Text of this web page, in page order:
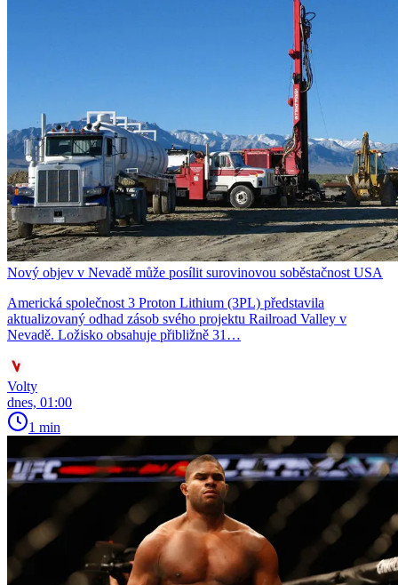
Nový objev v Nevadě může posílit surovinovou soběstačnost USA
Americká společnost 3 Proton Lithium (3PL) představila
aktualizovaný odhad zásob svého projektu Railroad Valley v
Nevadě. Ložisko obsahuje přibližně 31…
Volty
dnes, 01:00
1 min